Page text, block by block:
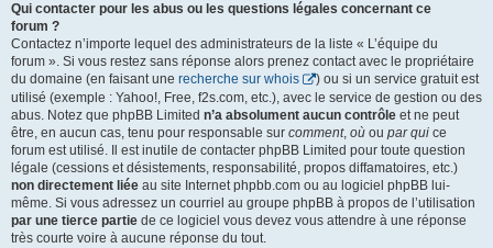
Qui contacter pour les abus ou les questions légales concernant ce
forum ?
Contactez n’importe lequel des administrateurs de la liste « L’équipe du
forum ». Si vous restez sans réponse alors prenez contact avec le propriétaire
du domaine (en faisant une recherche sur whois
) ou si un service gratuit est
utilisé (exemple : Yahoo!, Free, f2s.com, etc.), avec le service de gestion ou des
abus. Notez que phpBB Limited n’a absolument aucun contrôle et ne peut
être, en aucun cas, tenu pour responsable sur comment, où ou par qui ce
forum est utilisé. Il est inutile de contacter phpBB Limited pour toute question
légale (cessions et désistements, responsabilité, propos diffamatoires, etc.)
non directement liée au site Internet phpbb.com ou au logiciel phpBB lui-
même. Si vous adressez un courriel au groupe phpBB à propos de l’utilisation
par une tierce partie de ce logiciel vous devez vous attendre à une réponse
très courte voire à aucune réponse du tout.